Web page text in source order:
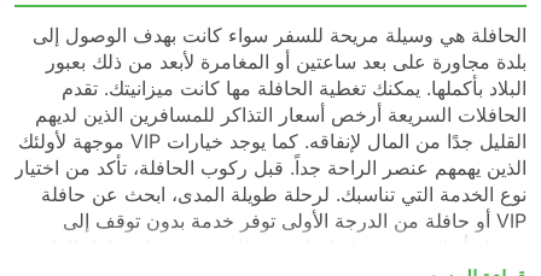
الحافلة هي وسيلة مريحة للسفر سواء كانت بهدف الوصول إلى
بلدة مجاورة على بعد ساعتين أو المغامرة لأبعد من ذلك بعبور
البلاد بأكملها. يمكنك تغطية الحافلة مها كانت ميزانيتك. تقدم
الحافلات السريعة أرخص أسعار التذاكر للمسافرين الذين لديهم
القليل جدًا من المال لإنفاقه. كما يوجد خيارات VIP موجهة لأولئك
الذين يهمهم عنصر الراحة جداً. قبل ركوب الحافلة، تأكد من اختيار
نوع الخدمة التي تناسبك. لرحلة طويلة المدى، ابحث عن حافلة
VIP أو حافلة من الدرجة الأولى توفر خدمة بدون توقف إلى